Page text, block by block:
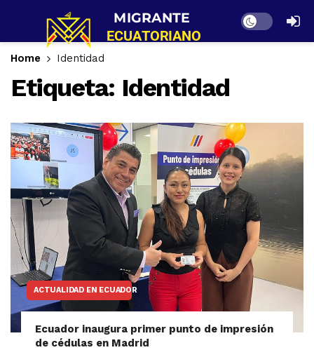
Dark mode
Home Identidad
Etiqueta: Identidad
ACTUALIDAD EN ECUADOR
Ecuador inaugura primer punto de impresión
de cédulas en Madrid